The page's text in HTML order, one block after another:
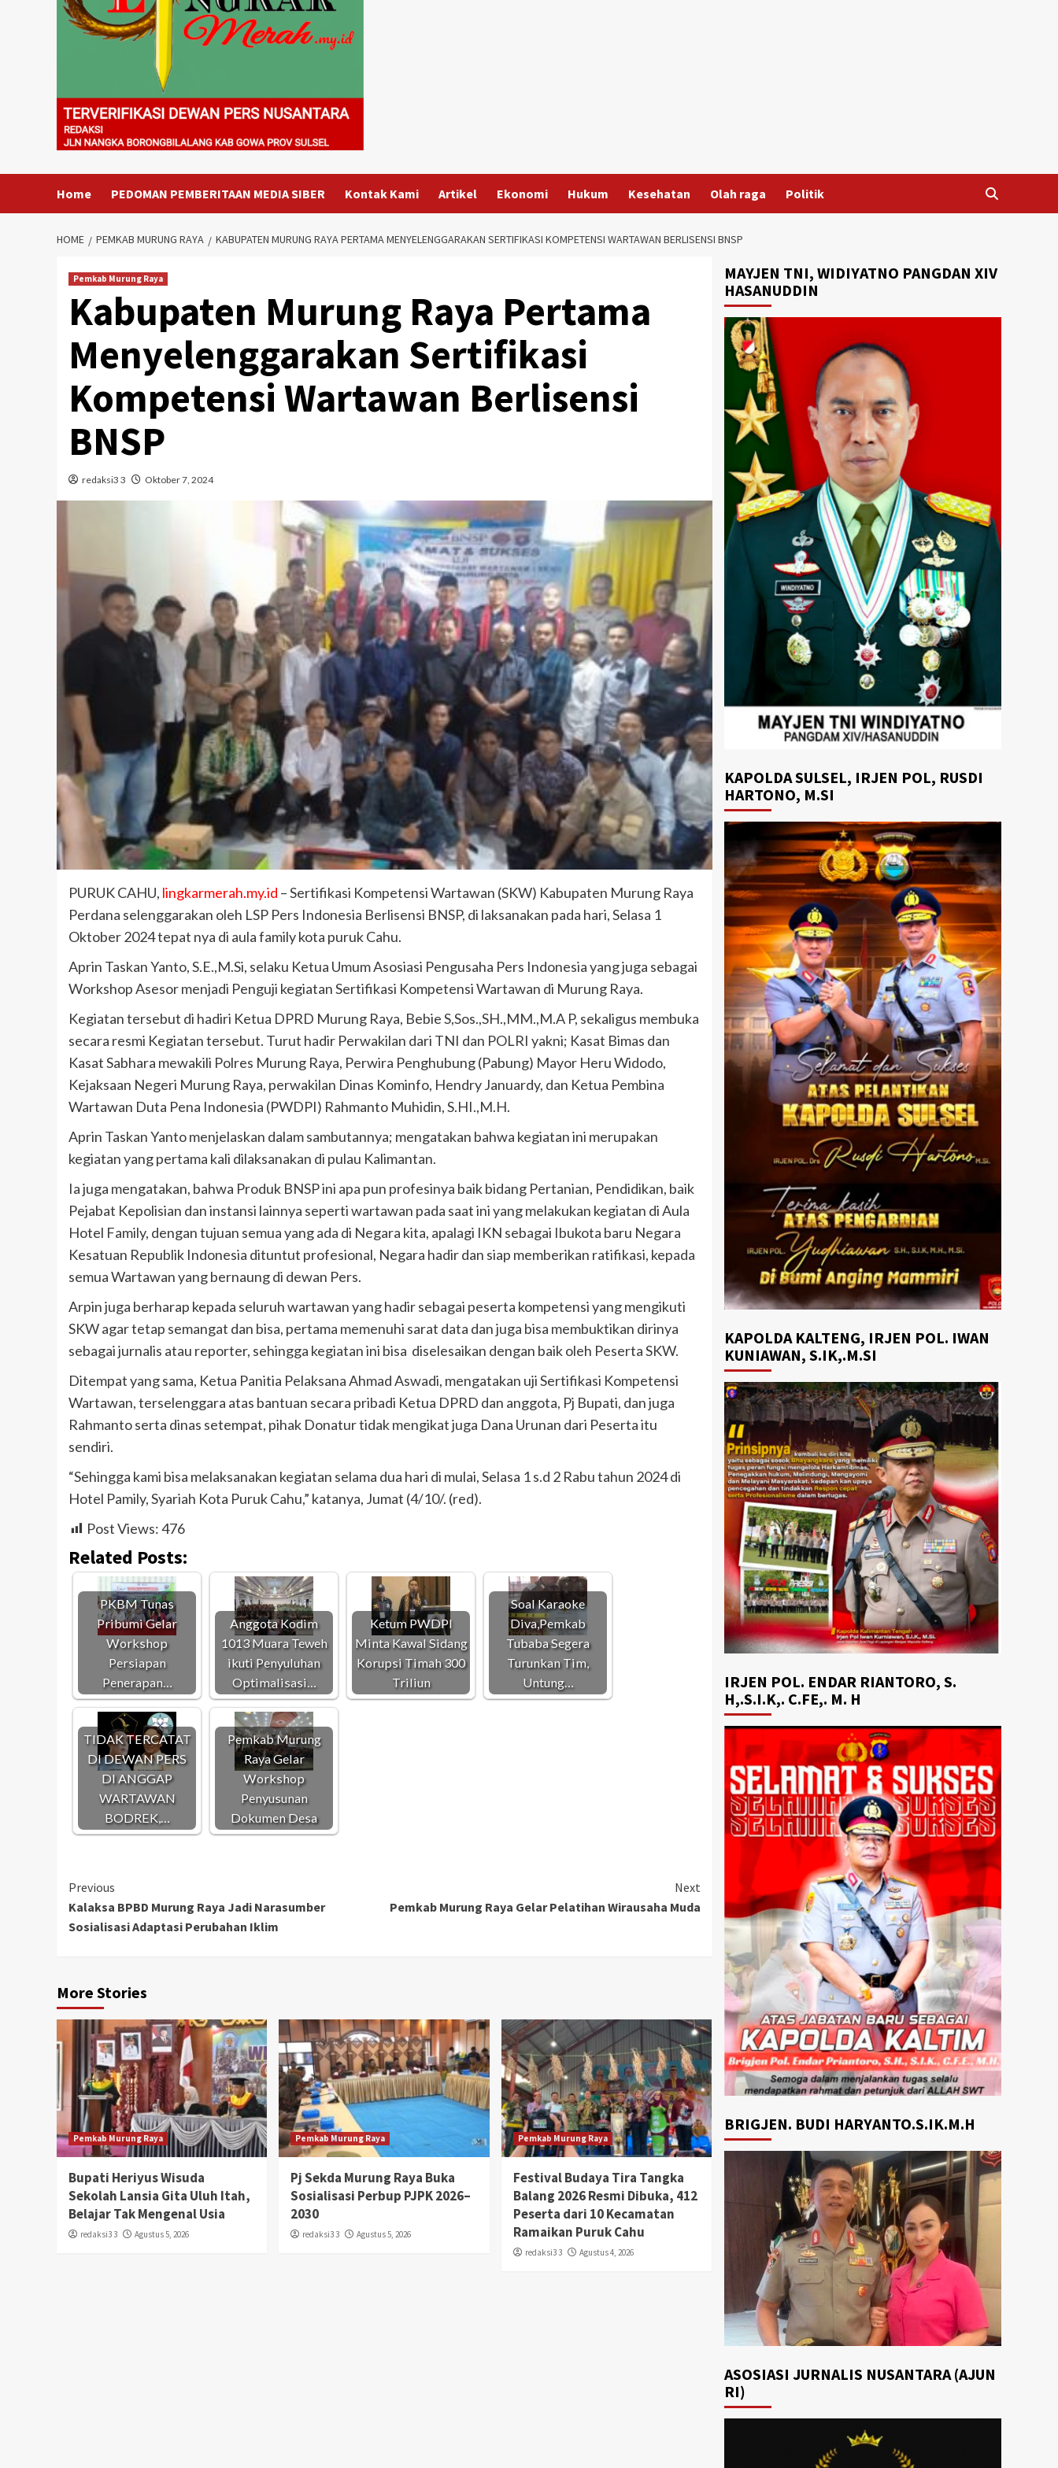
Home PEDOMAN PEMBERITAAN MEDIA SIBER Kontak Kami Artikel Ekonomi Hukum Kesehatan Olah raga Politik
HOME PEMKAB MURUNG RAYA KABUPATEN MURUNG RAYA PERTAMA MENYELENGGARAKAN SERTIFIKASI KOMPETENSI WARTAWAN BERLISENSI BNSP
Pemkab Murung Raya
Kabupaten Murung Raya Pertama
Menyelenggarakan Sertifikasi
Kompetensi Wartawan Berlisensi
BNSP
redaksi3 3 Oktober 7, 2024
PURUK CAHU, lingkarmerah.my.id – Sertifikasi Kompetensi Wartawan (SKW) Kabupaten Murung Raya
Perdana selenggarakan oleh LSP Pers Indonesia Berlisensi BNSP, di laksanakan pada hari, Selasa 1
Oktober 2024 tepat nya di aula family kota puruk Cahu.
Aprin Taskan Yanto, S.E.,M.Si, selaku Ketua Umum Asosiasi Pengusaha Pers Indonesia yang juga sebagai
Workshop Asesor menjadi Penguji kegiatan Sertifikasi Kompetensi Wartawan di Murung Raya.
Kegiatan tersebut di hadiri Ketua DPRD Murung Raya, Bebie S,Sos.,SH.,MM.,M.A P, sekaligus membuka
secara resmi Kegiatan tersebut. Turut hadir Perwakilan dari TNI dan POLRI yakni; Kasat Bimas dan
Kasat Sabhara mewakili Polres Murung Raya, Perwira Penghubung (Pabung) Mayor Heru Widodo,
Kejaksaan Negeri Murung Raya, perwakilan Dinas Kominfo, Hendry Januardy, dan Ketua Pembina
Wartawan Duta Pena Indonesia (PWDPI) Rahmanto Muhidin, S.HI.,M.H.
Aprin Taskan Yanto menjelaskan dalam sambutannya; mengatakan bahwa kegiatan ini merupakan
kegiatan yang pertama kali dilaksanakan di pulau Kalimantan.
Ia juga mengatakan, bahwa Produk BNSP ini apa pun profesinya baik bidang Pertanian, Pendidikan, baik
Pejabat Kepolisian dan instansi lainnya seperti wartawan pada saat ini yang melakukan kegiatan di Aula
Hotel Family, dengan tujuan semua yang ada di Negara kita, apalagi IKN sebagai Ibukota baru Negara
Kesatuan Republik Indonesia dituntut profesional, Negara hadir dan siap memberikan ratifikasi, kepada
semua Wartawan yang bernaung di dewan Pers.
Arpin juga berharap kepada seluruh wartawan yang hadir sebagai peserta kompetensi yang mengikuti
SKW agar tetap semangat dan bisa, pertama memenuhi sarat data dan juga bisa membuktikan dirinya
sebagai jurnalis atau reporter, sehingga kegiatan ini bisa diselesaikan dengan baik oleh Peserta SKW.
Ditempat yang sama, Ketua Panitia Pelaksana Ahmad Aswadi, mengatakan uji Sertifikasi Kompetensi
Wartawan, terselenggara atas bantuan secara pribadi Ketua DPRD dan anggota, Pj Bupati, dan juga
Rahmanto serta dinas setempat, pihak Donatur tidak mengikat juga Dana Urunan dari Peserta itu
sendiri.
“Sehingga kami bisa melaksanakan kegiatan selama dua hari di mulai, Selasa 1 s.d 2 Rabu tahun 2024 di
Hotel Pamily, Syariah Kota Puruk Cahu,” katanya, Jumat (4/10/. (red).
Post Views:476
Related Posts:
PKBM Tunas
Pribumi Gelar
Workshop
Persiapan
Penerapan…
Anggota Kodim
1013 Muara Teweh
ikuti Penyuluhan
Optimalisasi…
Ketum PWDPI
Minta Kawal Sidang
Korupsi Timah 300
Triliun
Soal Karaoke
Diva,Pemkab
Tubaba Segera
Turunkan Tim,
Untung…
TIDAK TERCATAT
DI DEWAN PERS
DI ANGGAP
WARTAWAN
BODREK,…
Pemkab Murung
Raya Gelar
Workshop
Penyusunan
Dokumen Desa
Continue
Reading
Previous
Kalaksa BPBD Murung Raya Jadi Narasumber
Sosialisasi Adaptasi Perubahan Iklim
Next
Pemkab Murung Raya Gelar Pelatihan Wirausaha Muda
More Stories
Pemkab Murung Raya
Bupati Heriyus Wisuda
Sekolah Lansia Gita Uluh Itah,
Belajar Tak Mengenal Usia
redaksi3 3 Agustus 5, 2026
Pemkab Murung Raya
Pj Sekda Murung Raya Buka
Sosialisasi Perbup PJPK 2026–
2030
redaksi3 3 Agustus 5, 2026
Pemkab Murung Raya
Festival Budaya Tira Tangka
Balang 2026 Resmi Dibuka, 412
Peserta dari 10 Kecamatan
Ramaikan Puruk Cahu
redaksi3 3 Agustus 4, 2026
MAYJEN TNI, WIDIYATNO PANGDAN XIV
HASANUDDIN
KAPOLDA SULSEL, IRJEN POL, RUSDI
HARTONO, M.SI
KAPOLDA KALTENG, IRJEN POL. IWAN
KUNIAWAN, S.IK,.M.SI
IRJEN POL. ENDAR RIANTORO, S.
H,.S.I.K,. C.FE,. M. H
BRIGJEN. BUDI HARYANTO.S.IK.M.H
ASOSIASI JURNALIS NUSANTARA (AJUN
RI)